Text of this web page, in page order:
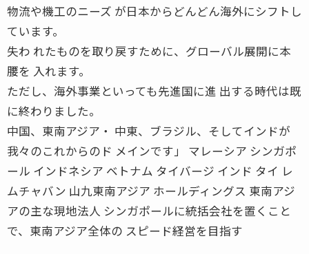
物流や機工のニーズ が日本からどんどん海外にシフトし
ています。
失わ れたものを取り戻すために、グローバル展開に本
腰を 入れます。
ただし、海外事業といっても先進国に進 出する時代は既
に終わりました。
中国、東南アジア・ 中東、ブラジル、そしてインドが
我々のこれからのド メインです」 マレーシア シンガポ
ール インドネシア ベトナム タイバージ インド タイ レ
ムチャバン 山九東南アジア ホールディングス 東南アジ
アの主な現地法人 シンガポールに統括会社を置くこと
で、東南アジア全体の スピード経営を目指す